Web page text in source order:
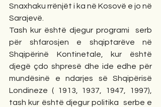
Snaxhaku rrënjët i ka në Kosovë e jo në
Sarajevë.
Tash kur është djegur programi  serb
për shfarosjen e shqiptarëve në
Shqipërinë Kontinetale, kur është
djegë çdo shpresë dhe ide edhe për
mundësinë e ndarjes së Shqipërisë
Londineze ( 1913, 1937, 1947, 1997),
tash kur është djegur politika  serbe e